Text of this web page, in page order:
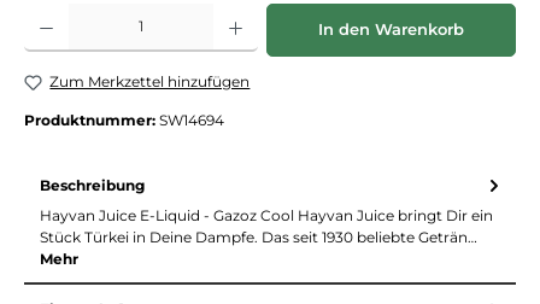
Produkt Anzahl: Gib den gewünschten Wert ein oder benutze die
In den Warenkorb
Zum Merkzettel hinzufügen
Produktnummer: SW14694
Beschreibung
Hayvan Juice E-Liquid - Gazoz Cool Hayvan Juice bringt Dir ein
Stück Türkei in Deine Dampfe. Das seit 1930 beliebte Geträn…
Mehr